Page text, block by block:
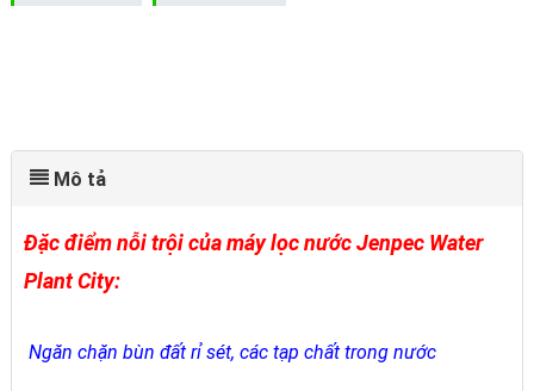
Mô tả
Đặc điểm nỗi trội của máy lọc nước Jenpec Water
Plant City:
Ngăn chặn bùn đất rỉ sét, các tạp chất trong nước